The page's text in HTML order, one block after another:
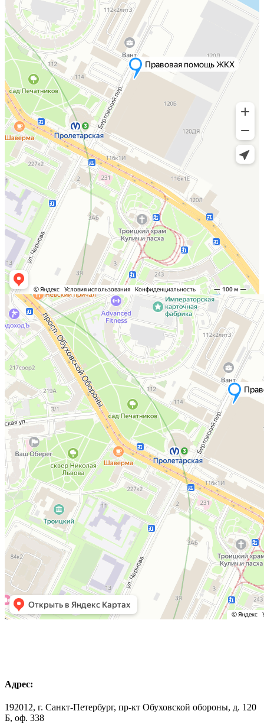
Адрес:
192012, г. Санкт-Петербург, пр-кт Обуховской обороны, д. 120
Б, оф. 338